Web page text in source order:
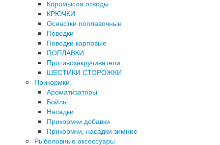
Коромысла отводы
КРЮЧКИ
Оснастки поплавочные
Поводки
Поводки карповые
ПОПЛАВКИ
Противозакручиватели
ШЕСТИКИ СТОРОЖКИ
Прикормки
Ароматизаторы
Бойлы
Насадки
Прикормки добавки
Прикормки, насадки зимние
Рыболовные аксессуары